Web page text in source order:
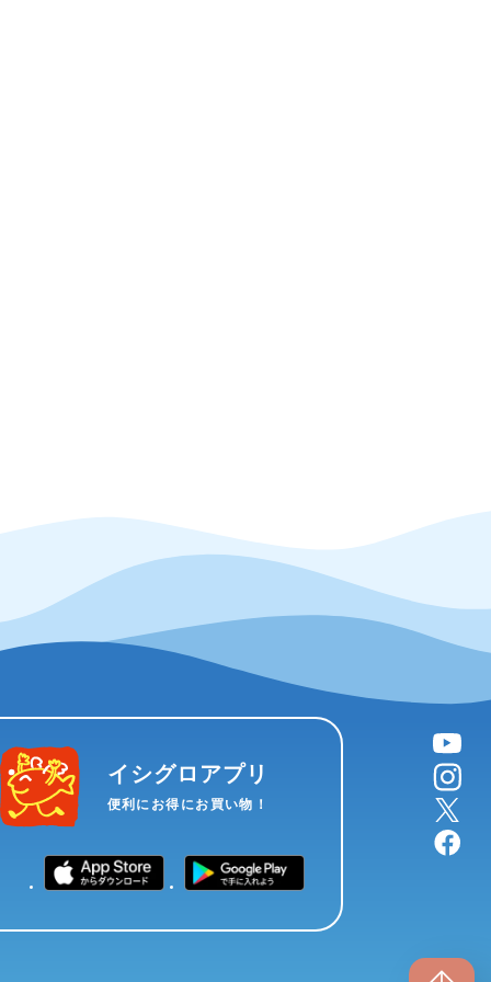
イシグロアプリ
便利にお得にお買い物！
YouTube
instagram
X
facebook